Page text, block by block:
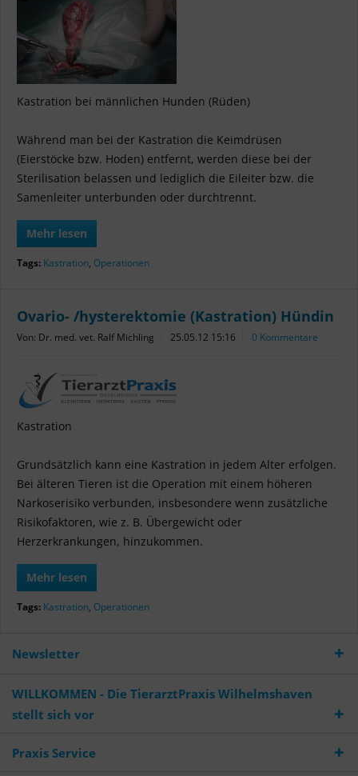
Kastration bei männlichen Hunden (Rüden)
Während man bei der Kastration die Keimdrüsen
(Eierstöcke bzw. Hoden) entfernt, werden diese bei der
Sterilisation belassen und lediglich die Eileiter bzw. die
Samenleiter unterbunden oder durchtrennt.
Mehr lesen
Tags: Kastration, Operationen
Ovario- /hysterektomie (Kastration) Hündin
Von: Dr. med. vet. Ralf Michling 25.05.12 15:16 0 Kommentare
Kastration
Grundsätzlich kann eine Kastration in jedem Alter erfolgen.
Bei älteren Tieren ist die Operation mit einem höheren
Narkoserisiko verbunden, insbesondere wenn zusätzliche
Risikofaktoren, wie z. B. Übergewicht oder
Herzerkrankungen, hinzukommen.
Mehr lesen
Tags: Kastration, Operationen
Newsletter
WILLKOMMEN - Die TierarztPraxis Wilhelmshaven
stellt sich vor
Praxis Service